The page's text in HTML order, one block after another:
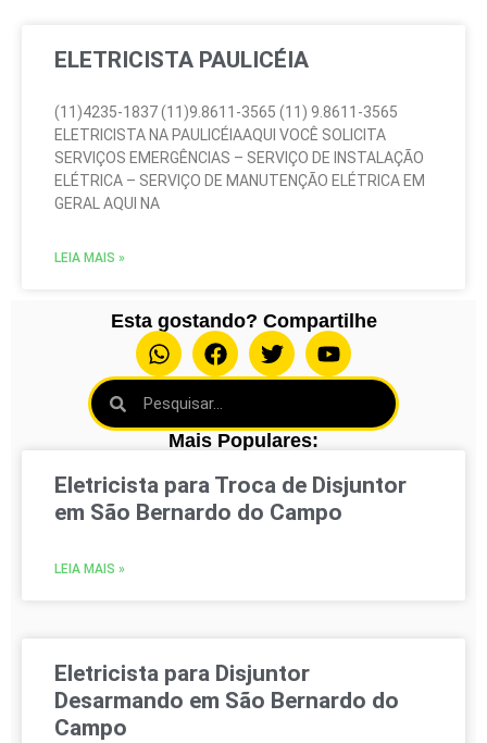
ELETRICISTA PAULICÉIA
(11)4235-1837 (11)9.8611-3565 (11) 9.8611-3565
ELETRICISTA NA PAULICÉIAAQUI VOCÊ SOLICITA
SERVIÇOS EMERGÊNCIAS – SERVIÇO DE INSTALAÇÃO
ELÉTRICA – SERVIÇO DE MANUTENÇÃO ELÉTRICA EM
GERAL AQUI NA
LEIA MAIS »
Esta gostando? Compartilhe
Mais Populares:
Eletricista para Troca de Disjuntor
em São Bernardo do Campo
LEIA MAIS »
Eletricista para Disjuntor
Desarmando em São Bernardo do
Campo